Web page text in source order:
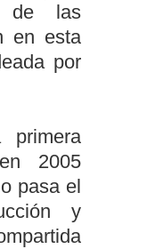
de las
en esta
por
2005
pasa el
y